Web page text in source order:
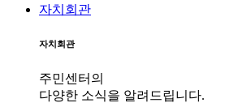
자치회관
자치회관
주민센터의
다양한 소식을 알려드립니다.